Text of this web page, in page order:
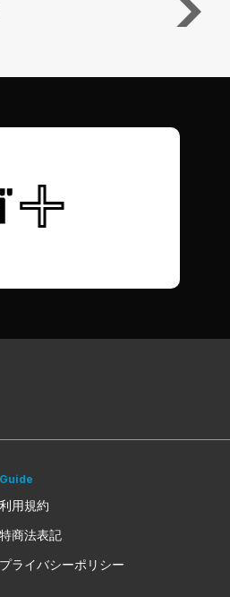
陸王マンガ
Guide
利用規約
特商法表記
プライバシーポリシー